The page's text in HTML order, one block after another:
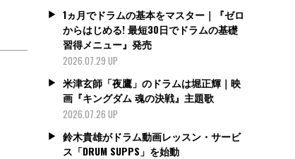
1ヵ月でドラムの基本をマスター｜『ゼロ
からはじめる! 最短30日でドラムの基礎
習得メニュー』発売
2026.07.29 UP
米津玄師「夜鷹」のドラムは堀正輝｜映
画『キングダム 魂の決戦』主題歌
2026.07.26 UP
鈴木貴雄がドラム動画レッスン・サービ
ス「DRUM SUPPS」を始動